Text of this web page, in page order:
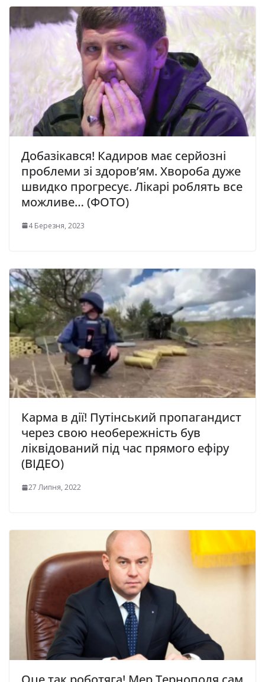
Добазікався! Кадиров має серйозні
проблеми зі здоров’ям. Хвороба дуже
швидко прогресує. Лікарі роблять все
можливе… (ФОТО)
4 Березня, 2023
Карма в дії! Путінський пропагандист
через свою необережність був
ліквідований під час прямого ефіру
(ВІДЕО)
27 Липня, 2022